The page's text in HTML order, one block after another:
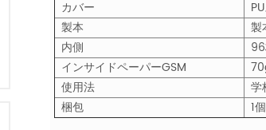
カバー
製本
製
内側
インサイドペーパーGSM
使用法
梱包
1